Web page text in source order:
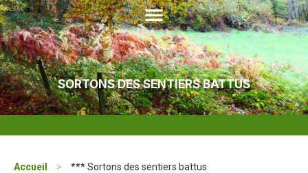
SORTONS DES SENTIERS BATTUS
Accueil > *** Sortons des sentiers battus